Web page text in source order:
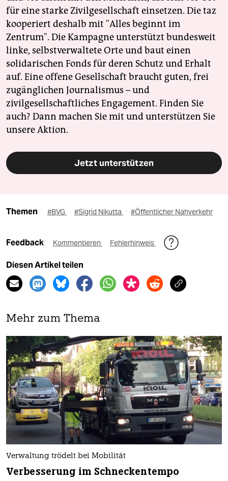
für eine starke Zivilgesellschaft einsetzen. Die taz
kooperiert deshalb mit "Alles beginnt im
Zentrum". Die Kampagne unterstützt bundesweit
linke, selbstverwaltete Orte und baut einen
solidarischen Fonds für deren Schutz und Erhalt
auf. Eine offene Gesellschaft braucht guten, frei
zugänglichen Journalismus – und
zivilgesellschaftliches Engagement. Finden Sie
auch? Dann machen Sie mit und unterstützen Sie
unsere Aktion.
Jetzt unterstützen
Themen #BVG #Sigrid Nikutta #Öffentlicher Nahverkehr
Feedback Kommentieren Fehlerhinweis
Diesen Artikel teilen
Mehr zum Thema
Verwaltung trödelt bei Mobilität
Verbesserung im Schneckentempo